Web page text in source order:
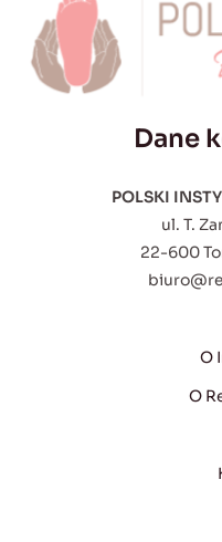
Dane
POLSKI
ul. T.
22-600
O
O